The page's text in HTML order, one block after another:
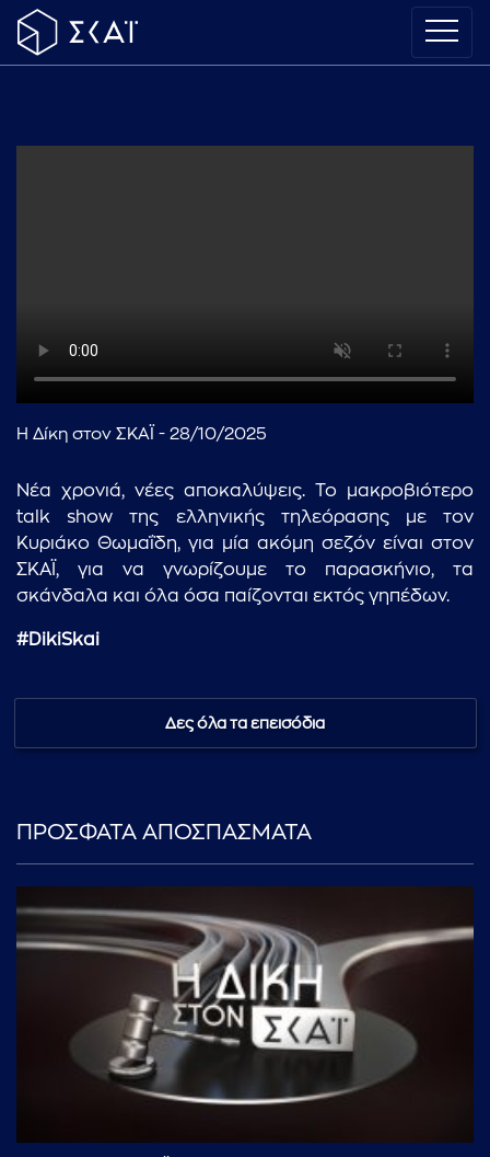
Η Δίκη στον ΣΚΑΪ - 28/10/2025
Νέα χρονιά, νέες αποκαλύψεις. Το μακροβιότερο
talk show της ελληνικής τηλεόρασης με τον
Κυριάκο Θωμαΐδη, για μία ακόμη σεζόν είναι στον
ΣΚΑΪ, για να γνωρίζουμε το παρασκήνιο, τα
σκάνδαλα και όλα όσα παίζονται εκτός γηπέδων.
#DikiSkai
Δες όλα τα επεισόδια
ΠΡΟΣΦΑΤΑ ΑΠΟΣΠΑΣΜΑΤΑ